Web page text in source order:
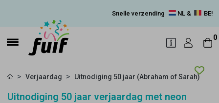
Snelle verzending NL & BE!
0
Verjaardag Uitnodiging 50 jaar (Abraham of Sarah)
Uitnodiging 50 jaar verjaardag met neon